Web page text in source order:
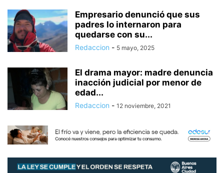
Empresario denunció que sus
padres lo internaron para
quedarse con su...
Redaccion - 5 mayo, 2025
El drama mayor: madre denuncia
inacción judicial por menor de
edad...
Redaccion - 12 noviembre, 2021